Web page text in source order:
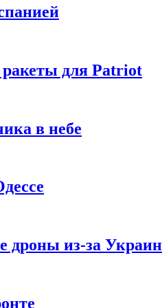
ракеты для Patriot
в небе
дроны из-за